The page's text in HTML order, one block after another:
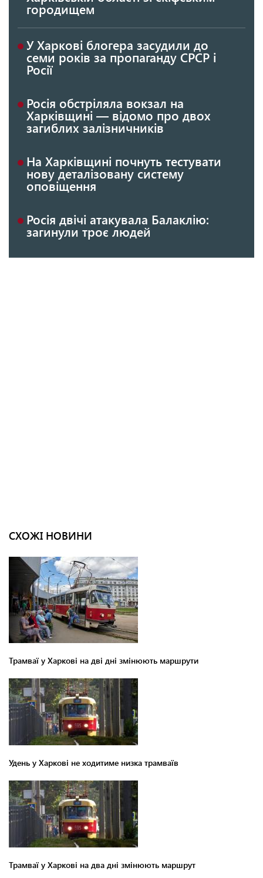
городищем
У Харкові блогера засудили до
семи років за пропаганду СРСР і
Росії
Росія обстріляла вокзал на
Харківщині — відомо про двох
загиблих залізничників
На Харківщині почнуть тестувати
нову деталізовану систему
оповіщення
Росія двічі атакувала Балаклію:
загинули троє людей
СХОЖІ НОВИНИ
Трамваї у Харкові на дві дні змінюють маршрути
Удень у Харкові не ходитиме низка трамваїв
Трамваї у Харкові на два дні змінюють маршрут